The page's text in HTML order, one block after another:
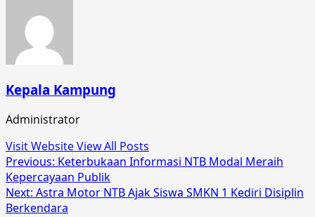
Kepala Kampung
Administrator
Visit WebsiteView All Posts
Post
navigation
Previous: Keterbukaan Informasi NTB Modal Meraih
Kepercayaan Publik
Next: Astra Motor NTB Ajak Siswa SMKN 1 Kediri Disiplin
Berkendara